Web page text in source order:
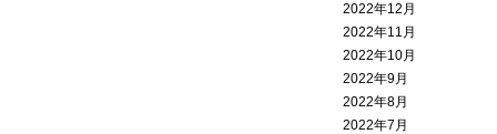
2022年12月
2022年11月
2022年10月
2022年9月
2022年8月
2022年7月